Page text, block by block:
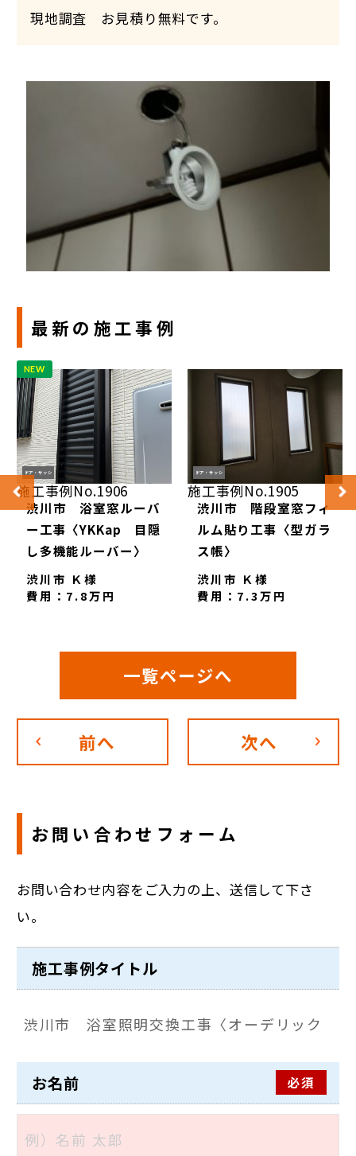
現地調査 お見積り無料です。
最新の施工事例
NEW
ドア・サッシ
施工事例No.1906
渋川市 浴室窓ルーバ
ー工事〈YKKap 目隠
し多機能ルーバー〉
渋川市 Ｋ様
費用：7.8万円
ドア・サッシ
施工事例No.1905
渋川市 階段室窓フィ
ルム貼り工事〈型ガラ
ス帳〉
渋川市 Ｋ様
費用：7.3万円
前へ
一覧ページへ
次へ
お問い合わせフォーム
お問い合わせ内容をご入力の上、送信して下さ
い。
施工事例タイトル
お名前 必須